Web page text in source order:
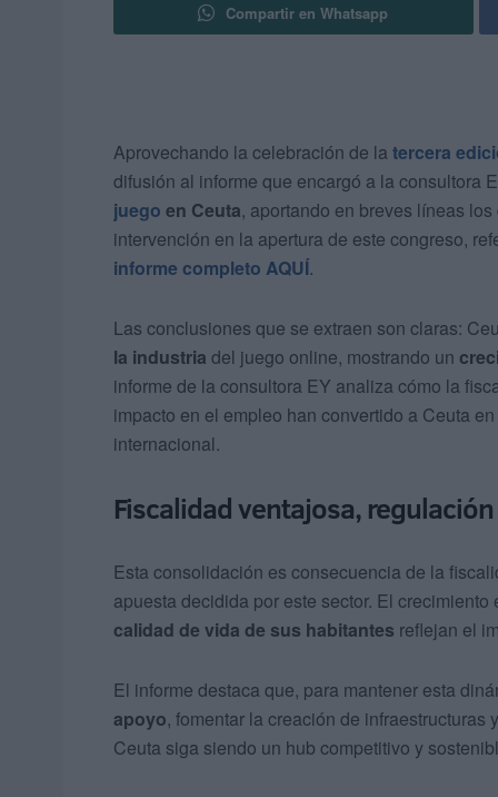
Compartir en Whatsapp
Aprovechando la celebración de la tercera
difusión al informe que encargó a la consultora
juego en Ceuta, aportando en breves líneas
intervención en la apertura de este congreso,
informe completo AQUÍ.
Las conclusiones que se extraen son claras:
la industria del juego online, mostrando un
informe de la consultora EY analiza cómo la
impacto en el empleo han convertido a Ceuta
internacional.
Fiscalidad ventajosa,
Esta consolidación es consecuencia de la
apuesta decidida por este sector. El crecimiento
calidad de vida de sus habitantes reflejan el
El informe destaca que, para mantener esta
apoyo, fomentar la creación de
Ceuta siga siendo un hub competitivo y